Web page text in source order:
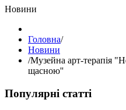
Hовини
Головна/
Hовини
/Музейна арт-терапія
щасною''
Популярні статті